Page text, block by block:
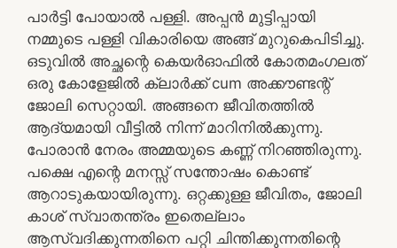
പാർട്ടി പോയാൽ പള്ളി. അപ്പൻ മുട്ടിപ്പായി
നമ്മുടെ പള്ളി വികാരിയെ അങ്ങ് മുറുകെപിടിച്ചു.
ഒടുവിൽ അച്ഛന്റെ കെയർഓഫിൽ കോതമംഗലത്
ഒരു കോളേജിൽ ക്ലാർക്ക് cum അക്കൗണ്ടന്റ്
ജോലി സെറ്റായി. അങ്ങനെ ജീവിതത്തിൽ
ആദ്യമായി വീട്ടിൽ നിന്ന് മാറിനിൽക്കുന്നു.
പോരാൻ നേരം അമ്മയുടെ കണ്ണ് നിറഞ്ഞിരുന്നു.
പക്ഷെ എന്റെ മനസ്സ് സന്തോഷം കൊണ്ട്
ആറാടുകയായിരുന്നു. ഒറ്റക്കുള്ള ജീവിതം, ജോലി
കാശ് സ്വാതന്ത്രം ഇതെല്ലാം
ആസ്വദിക്കുന്നതിനെ പറ്റി ചിന്തിക്കുന്നതിന്റെ